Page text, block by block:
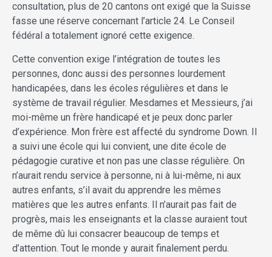
consultation, plus de 20 cantons ont exigé que la Suisse
fasse une réserve concernant l’article 24. Le Conseil
fédéral a totalement ignoré cette exigence.
Cette convention exige l’intégration de toutes les
personnes, donc aussi des personnes lourdement
handicapées, dans les écoles régulières et dans le
système de travail régulier. Mesdames et Messieurs, j’ai
moi-même un frère handicapé et je peux donc parler
d’expérience. Mon frère est affecté du syndrome Down. Il
a suivi une école qui lui convient, une dite école de
pédagogie curative et non pas une classe régulière. On
n’aurait rendu service à personne, ni à lui-même, ni aux
autres enfants, s’il avait du apprendre les mêmes
matières que les autres enfants. Il n’aurait pas fait de
progrès, mais les enseignants et la classe auraient tout
de même dû lui consacrer beaucoup de temps et
d’attention. Tout le monde y aurait finalement perdu.